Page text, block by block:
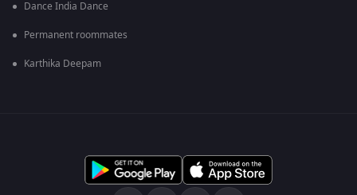
Dance India Dance
Permanent roommates
Karthika Deepam